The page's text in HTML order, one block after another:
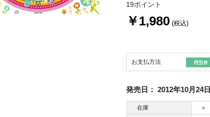
19ポイント
￥1,980 (税込)
お支払方法
発売日： 2012年10月24日
在庫
○